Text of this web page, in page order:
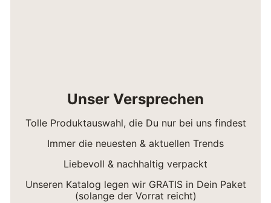
Unser Versprechen
Tolle Produktauswahl, die Du nur bei uns findest
Immer die neuesten & aktuellen Trends
Liebevoll & nachhaltig verpackt
Unseren Katalog legen wir GRATIS in Dein Paket
(solange der Vorrat reicht)